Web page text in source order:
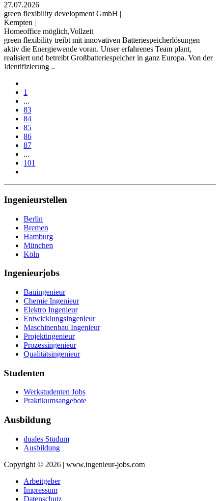
27.07.2026 |
green flexibility development GmbH |
Kempten |
Homeoffice möglich,Vollzeit
green flexibility treibt mit innovativen Batteriespeicherlösungen
aktiv die Energiewende voran. Unser erfahrenes Team plant,
realisiert und betreibt Großbatteriespeicher in ganz Europa. Von der
Identifizierung ..
1
...
83
84
85
86
87
...
101
Ingenieurstellen
Berlin
Bremen
Hamburg
München
Köln
Ingenieurjobs
Bauingenieur
Chemie Ingenieur
Elektro Ingenieur
Entwicklungsingenieur
Maschinenbau Ingenieur
Projektingenieur
Prozessingenieur
Qualitätsingenieur
Studenten
Werkstudenten Jobs
Praktikumsangebote
Ausbildung
duales Studum
Ausbildung
Copyright © 2026 | www.ingenieur-jobs.com
Arbeitgeber
Impressum
Datenschutz